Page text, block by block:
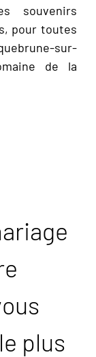
souvenirs
pour toutes
sur-
de la
plus